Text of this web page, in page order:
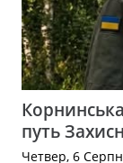
путь
Четвер, 6